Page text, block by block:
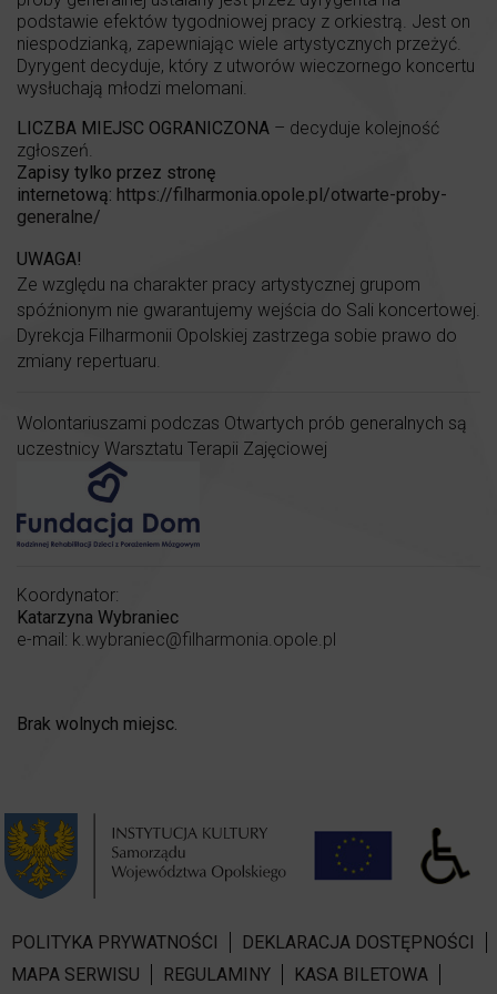
podstawie efektów tygodniowej pracy z orkiestrą. Jest on
niespodzianką, zapewniając wiele artystycznych przeżyć.
Dyrygent decyduje, który z utworów wieczornego koncertu
wysłuchają młodzi melomani.
LICZBA MIEJSC OGRANICZONA – decyduje kolejność
zgłoszeń.
Zapisy tylko przez stronę
internetową: https://filharmonia.opole.pl/otwarte-proby-
generalne/
UWAGA!
Ze względu na charakter pracy artystycznej grupom
spóźnionym nie gwarantujemy wejścia do Sali koncertowej.
Dyrekcja Filharmonii Opolskiej zastrzega sobie prawo do
zmiany repertuaru.
Wolontariuszami podczas Otwartych prób generalnych są
uczestnicy Warsztatu Terapii Zajęciowej
Koordynator:
Katarzyna Wybraniec
e-mail: k.wybraniec@filharmonia.opole.pl
Brak wolnych miejsc.
POLITYKA PRYWATNOŚCI
DEKLARACJA DOSTĘPNOŚCI
MAPA SERWISU
REGULAMINY KASA BILETOWA